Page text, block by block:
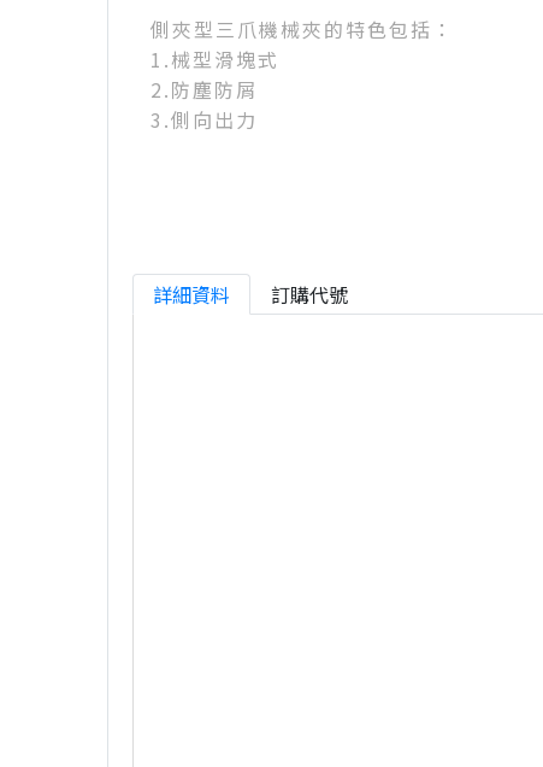
側夾型三爪機械夾的特色包括：
1.械型滑塊式
2.防塵防屑
3.側向出力
詳細資料 訂購代號